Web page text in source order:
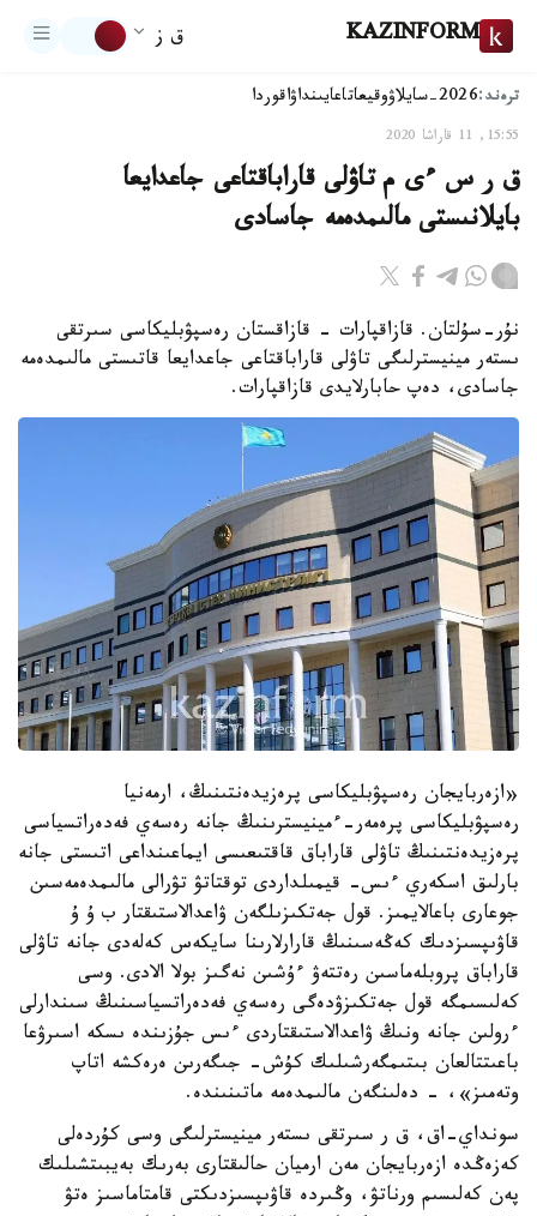
KAZINFORM ق ز
ترەند:2026-سايلاۋ وقيعاتاعايىنداۋاقوردا
15:55, 11 قاراشا 2020
ق ر س ءى م تاۋلى قاراباقتاعى جاعدايعا
بايلانىستى مالىمدەمە جاسادى
نۇر-سۇلتان. قازاقپارات - قازاقستان رەسپۋبليكاسى سىرتقى
ىستەر مينيسترلىگى تاۋلى قاراباقتاعى جاعدايعا قاتىستى مالىمدەمە
جاسادى، دەپ حابارلايدى قازاقپارات.
«ازەربايجان رەسپۋبليكاسى پرەزيدەنتىنىڭ، ارمەنيا
رەسپۋبليكاسى پرەمەر-ءمينيسترىنىڭ جانە رەسەي فەدەراتسياسى
پرەزيدەنتىنىڭ تاۋلى قاراباق قاقتىعىسى ايماعىنداعى اتىستى جانە
بارلىق اسكەري ءىس- قيمىلداردى توقتاتۋ تۋرالى مالىمدەمەسىن
جوعارى باعالايمىز. قول جەتكىزىلگەن ۋاعدالاستىقتار ب ۇ ۇ
قاۋىپسىزدىك كەڭەسىنىڭ قارارلارىنا سايكەس كەلەدى جانە تاۋلى
قاراباق پروبلەماسىن رەتتەۋ ءۇشىن نەگىز بولا الادى. وسى
كەلىسىمگە قول جەتكىزۋدەگى رەسەي فەدەراتسياسىنىڭ سىندارلى
ءرولىن جانە ونىڭ ۋاعدالاستىقتاردى ءىس جۇزىندە ىسكە اسىرۋعا
باعىتتالعان بىتىمگەرشىلىك كۇش- جىگەرىن ەرەكشە اتاپ
وتەمىز»، - دەلىنگەن مالىمدەمە ماتىنىندە.
سونداي-اق، ق ر سىرتقى ىستەر مينيسترلىگى وسى كۇردەلى
كەزەڭدە ازەربايجان مەن ارميان حالىقتارى بەرىك بەيبىتشىلىك
پەن كەلىسىم ورناتۋ، وڭىردە قاۋىپسىزدىكتى قامتاماسىز ەتۋ